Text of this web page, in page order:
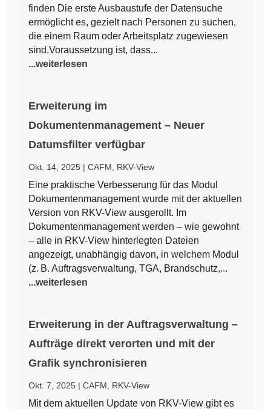
finden Die erste Ausbaustufe der Datensuche
ermöglicht es, gezielt nach Personen zu suchen,
die einem Raum oder Arbeitsplatz zugewiesen
sind.Voraussetzung ist, dass...
...weiterlesen
Erweiterung im
Dokumentenmanagement – Neuer
Datumsfilter verfügbar
Okt. 14, 2025 |CAFM RKV-View
Eine praktische Verbesserung für das Modul
Dokumentenmanagement wurde mit der aktuellen
Version von RKV-View ausgerollt. Im
Dokumentenmanagement werden – wie gewohnt
– alle in RKV-View hinterlegten Dateien
angezeigt, unabhängig davon, in welchem Modul
(z. B. Auftragsverwaltung, TGA, Brandschutz,...
...weiterlesen
Erweiterung in der Auftragsverwaltung –
Aufträge direkt verorten und mit der
Grafik synchronisieren
Okt. 7, 2025 |CAFM RKV-View
Mit dem aktuellen Update von RKV-View gibt es